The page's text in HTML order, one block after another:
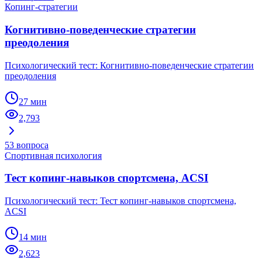
Копинг-стратегии
Когнитивно-поведенческие стратегии
преодоления
Психологический тест: Когнитивно-поведенческие стратегии
преодоления
27 мин
2,793
53 вопроса
Спортивная психология
Тест копинг-навыков спортсмена, ACSI
Психологический тест: Тест копинг-навыков спортсмена,
ACSI
14 мин
2,623